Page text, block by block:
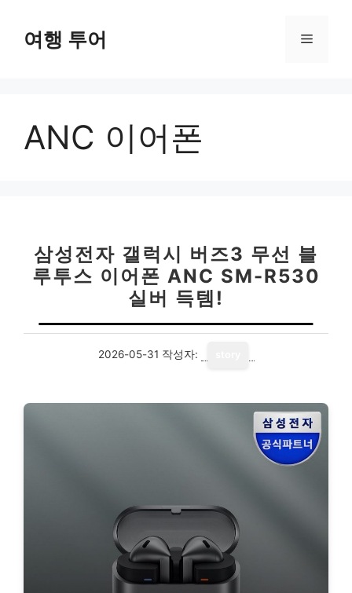
여행 투어 메
ANC 이어폰
삼성전자 갤럭시 버즈3 무선 블
루투스 이어폰 ANC SM-R530
실버 득템!
2026-05-31 작성자: